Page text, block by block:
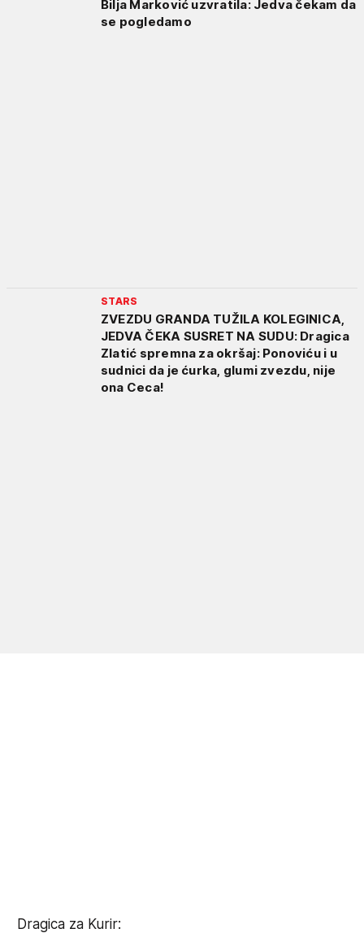
Bilja Marković uzvratila: Jedva čekam da
se pogledamo
STARS
ZVEZDU GRANDA TUŽILA KOLEGINICA,
JEDVA ČEKA SUSRET NA SUDU: Dragica
Zlatić spremna za okršaj: Ponoviću i u
sudnici da je ćurka, glumi zvezdu, nije
ona Ceca!
Dragica za Kurir: